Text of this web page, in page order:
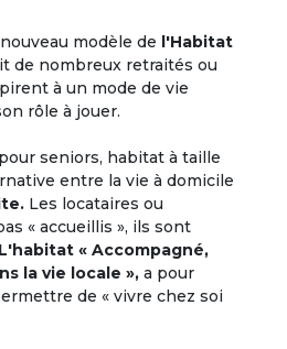
modèle de l'Habitat
de nombreux retraités ou
à un mode de vie
rôle à jouer.
seniors, habitat à taille
entre la vie à domicile
Les locataires ou
« accueillis », ils sont
L'habitat « Accompagné,
la vie locale », a pour
de « vivre chez soi